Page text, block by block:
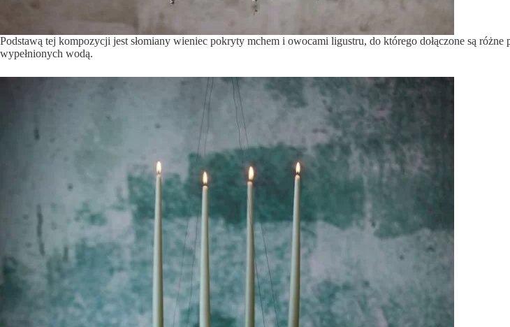
Podstawą tej kompozycji jest słomiany wieniec pokryty mchem i owocami ligustru, do którego dołączone są
wypełnionych wodą.